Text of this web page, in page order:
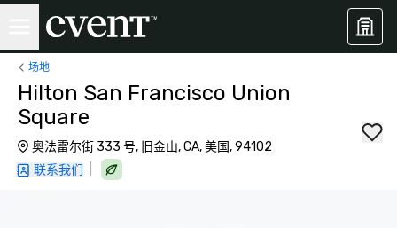
场地
Hilton San Francisco Union
Square
奥法雷尔街 333 号, 旧金山, CA, 美国, 94102
联系我们